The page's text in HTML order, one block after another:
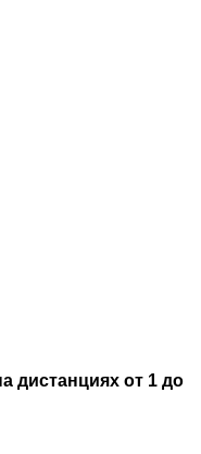
дистанциях от 1 до